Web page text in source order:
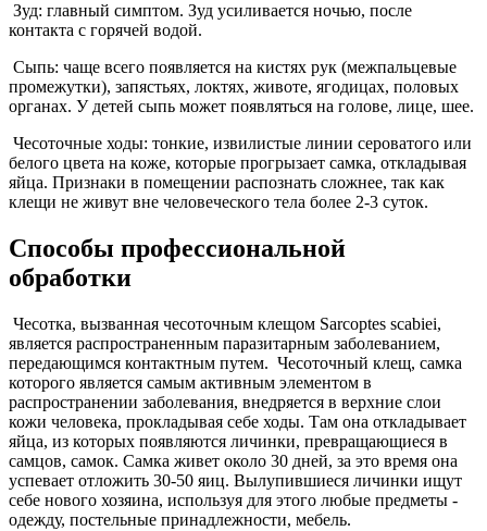
Зуд: главный симптом. Зуд усиливается ночью, после
контакта с горячей водой.
Сыпь: чаще всего появляется на кистях рук (межпальцевые
промежутки), запястьях, локтях, животе, ягодицах, половых
органах. У детей сыпь может появляться на голове, лице, шее.
Чесоточные ходы: тонкие, извилистые линии сероватого или
белого цвета на коже, которые прогрызает самка, откладывая
яйца. Признаки в помещении распознать сложнее, так как
клещи не живут вне человеческого тела более 2-3 суток.
Способы профессиональной
обработки
Чесотка, вызванная чесоточным клещом Sarcoptes scabiei,
является распространенным паразитарным заболеванием,
передающимся контактным путем. Чесоточный клещ, самка
которого является самым активным элементом в
распространении заболевания, внедряется в верхние слои
кожи человека, прокладывая себе ходы. Там она откладывает
яйца, из которых появляются личинки, превращающиеся в
самцов, самок. Самка живет около 30 дней, за это время она
успевает отложить 30-50 яиц. Вылупившиеся личинки ищут
себе нового хозяина, используя для этого любые предметы -
одежду, постельные принадлежности, мебель.